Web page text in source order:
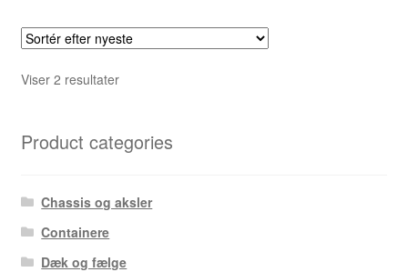
Viser 2 resultaterSorteret
Product categories
Chassis og aksler
Containere
Dæk og fælge